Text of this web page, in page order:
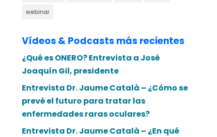
webinar
Vídeos & Podcasts más recientes
¿Qué es ONERO? Entrevista a José
Joaquín Gil, presidente
Entrevista Dr. Jaume Català – ¿Cómo se
prevé el futuro para tratar las
enfermedades raras oculares?
Entrevista Dr. Jaume Català – ¿En qué